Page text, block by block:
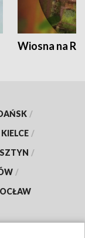
Wiosna na
/
KIELCE /
/
/